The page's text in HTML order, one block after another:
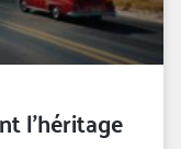
l’héritage